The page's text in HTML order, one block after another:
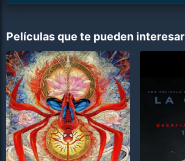
Películas que te pueden interesar